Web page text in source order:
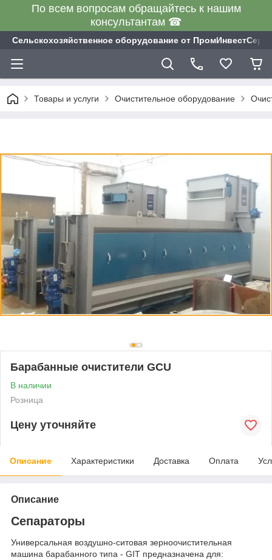
По всем вопросам обращайтесь к нашим
консультантам ☎
Сельскохозяйственное оборудование от
Товары и услуги Очистительное оборудование
Барабанные очистители GCU
В наличии
Розница
Цену уточняйте
Описание Характеристики Доставка Оплата
Описание
Сепараторы
Универсальная воздушно-ситовая зерноочистительная
машина барабанного типа - GIT предназначена для: